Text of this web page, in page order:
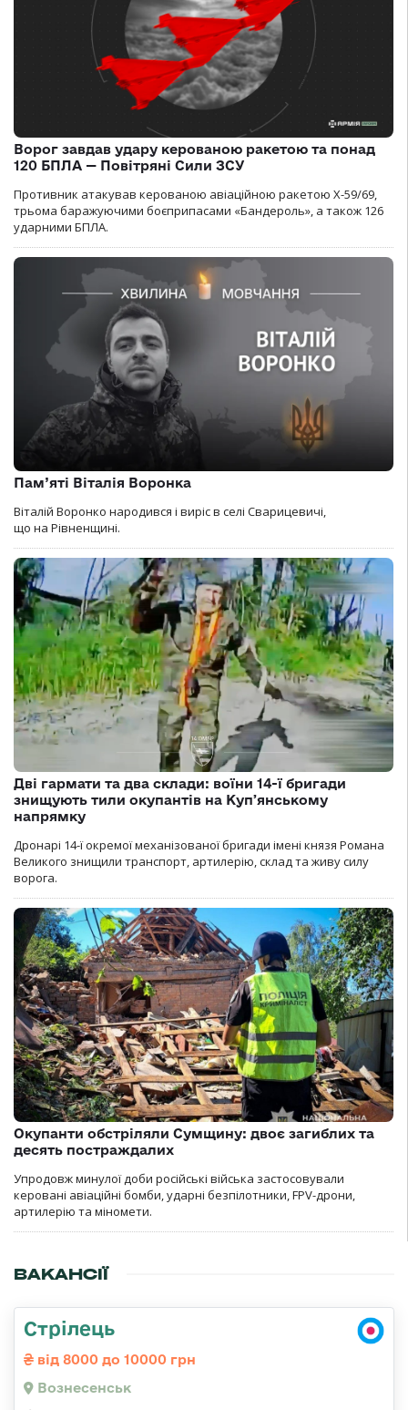
Ворог завдав удару керованою ракетою та понад
120 БПЛА — Повітряні Сили ЗСУ
Противник атакував керованою авіаційною ракетою Х-59/69,
трьома баражуючими боєприпасами «Бандероль», а також 126
ударними БПЛА.
Пам’яті Віталія Воронка
Віталій Воронко народився і виріс в селі Сварицевичі,
що на Рівненщині.
Дві гармати та два склади: воїни 14-ї бригади
знищують тили окупантів на Купʼянському
напрямку
Дронарі 14-ї окремої механізованої бригади імені князя Романа
Великого знищили транспорт, артилерію, склад та живу силу
ворога.
Окупанти обстріляли Сумщину: двоє загиблих та
десять постраждалих
Упродовж минулої доби російські війська застосовували
керовані авіаційні бомби, ударні безпілотники, FPV-дрони,
артилерію та міномети.
ВАКАНСІЇ
Стрілець
від 8000 до 10000 грн
Вознесенськ